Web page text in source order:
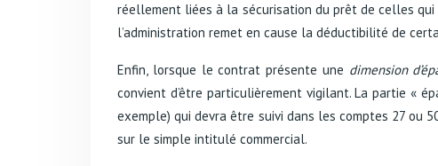
réellement liées à la sécurisation du prêt de celles
l’administration remet en cause la déductibilité de
Enfin, lorsque le contrat présente une dimension
convient d’être particulièrement vigilant. La partie «
exemple) qui devra être suivi dans les comptes 27 ou
sur le simple intitulé commercial.